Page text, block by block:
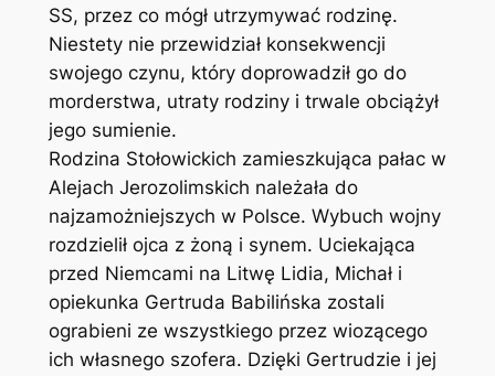
SS, przez co mógł utrzymywać rodzinę.
Niestety nie przewidział konsekwencji
swojego czynu, który doprowadził go do
morderstwa, utraty rodziny i trwale obciążył
jego sumienie.
Rodzina Stołowickich zamieszkująca pałac w
Alejach Jerozolimskich należała do
najzamożniejszych w Polsce. Wybuch wojny
rozdzielił ojca z żoną i synem. Uciekająca
przed Niemcami na Litwę Lidia, Michał i
opiekunka Gertruda Babilińska zostali
ograbieni ze wszystkiego przez wiozącego
ich własnego szofera. Dzięki Gertrudzie i jej